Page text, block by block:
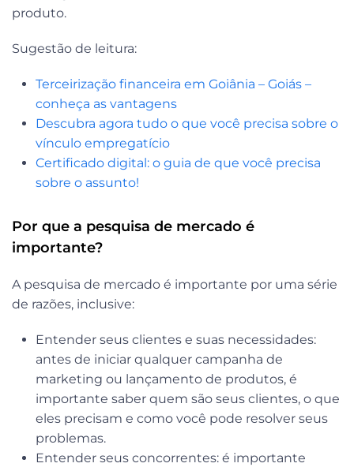
produto.
Sugestão de leitura:
Terceirização financeira em Goiânia – Goiás –
conheça as vantagens
Descubra agora tudo o que você precisa sobre o
vínculo empregatício
Certificado digital: o guia de que você precisa
sobre o assunto!
Por que a pesquisa de mercado é
importante?
A pesquisa de mercado é importante por uma série
de razões, inclusive:
Entender seus clientes e suas necessidades:
antes de iniciar qualquer campanha de
marketing ou lançamento de produtos, é
importante saber quem são seus clientes, o que
eles precisam e como você pode resolver seus
problemas.
Entender seus concorrentes: é importante